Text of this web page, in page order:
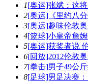
1[奥运]张斌：这
2[奥运]《里约八
3[奥运]趣味伦敦
4[篮球]小皇帝詹
5[奥运]获奖者说
6[回放]2012伦敦
7[拳击]男子49公
8[足球]男足决赛